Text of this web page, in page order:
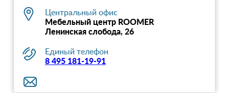
Центральный офис
Мебельный центр ROOMER
Ленинская слобода, 26
Единый телефон
8 495 181-19-91